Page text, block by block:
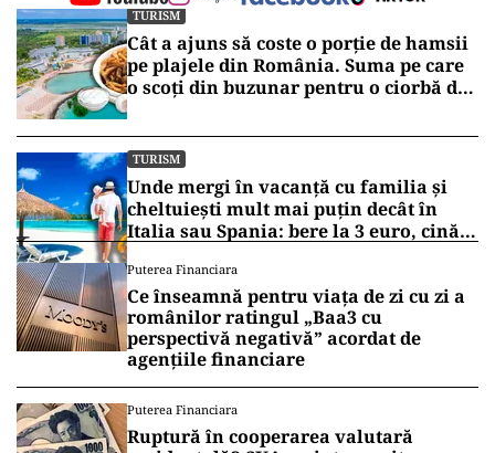
TURISM
Cât a ajuns să coste o porție de hamsii
pe plajele din România. Suma pe care
o scoți din buzunar pentru o ciorbă de
Nord
TURISM
Unde mergi în vacanță cu familia și
cheltuiești mult mai puțin decât în
Italia sau Spania: bere la 3 euro, cină
Puterea Financiara
Ce înseamnă pentru viața de zi cu zi a
românilor ratingul „Baa3 cu
perspectivă negativă” acordat de
agențiile financiare
Puterea Financiara
Ruptură în cooperarea valutară